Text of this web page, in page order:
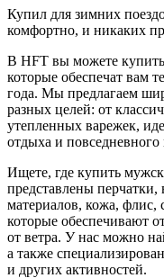
Купил для зимних
комфортно, и никаких
В HFT вы можете
которые обеспечат вам
года. Мы предлагаем
разных целей: от
утепленных варежек,
отдыха и повседневного
Ищете, где купить
представлены
материалов, кожа, флис,
которые обеспечивают
от ветра. У нас можно
а также
и других активностей.